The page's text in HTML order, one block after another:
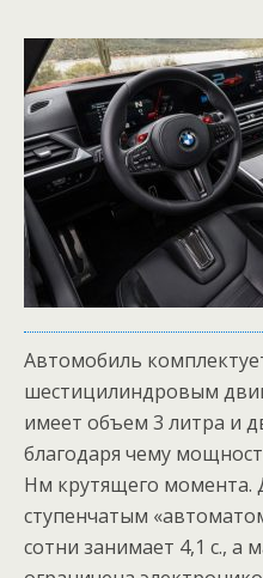
Автомобиль
шестицилиндровым
имеет объем 3 литра и
благодаря чему
Нм крутящего момента.
ступенчатым
сотни занимает 4,1 с., а